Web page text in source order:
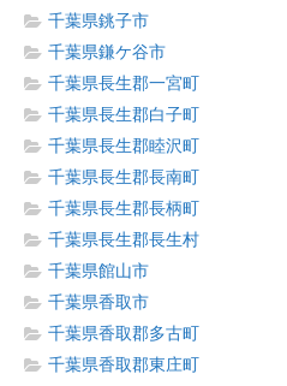
千葉県銚子市
千葉県鎌ケ谷市
千葉県長生郡一宮町
千葉県長生郡白子町
千葉県長生郡睦沢町
千葉県長生郡長南町
千葉県長生郡長柄町
千葉県長生郡長生村
千葉県館山市
千葉県香取市
千葉県香取郡多古町
千葉県香取郡東庄町